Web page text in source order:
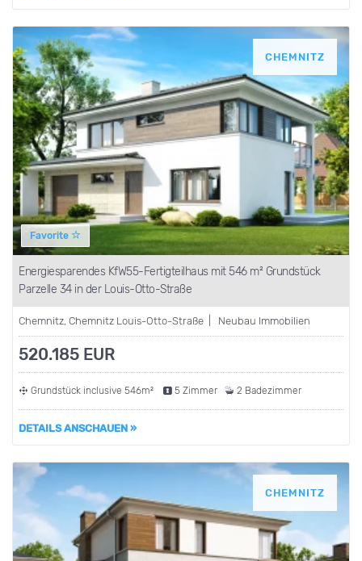
CHEMNITZ
Favorite
Energiesparendes KfW55-Fertigteilhaus mit 546 m² Grundstück
Parzelle 34 in der Louis-Otto-Straße
Chemnitz, Chemnitz Louis-Otto-Straße | Neubau Immobilien
520.185 EUR
Grundstück inclusive 546m² 5 Zimmer 2 Badezimmer
DETAILS ANSCHAUEN »
CHEMNITZ